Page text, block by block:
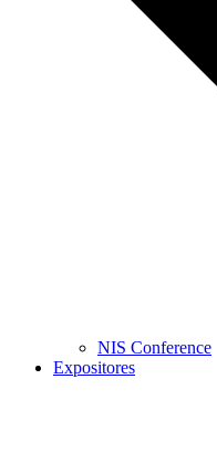
NIS Conference
Expositores